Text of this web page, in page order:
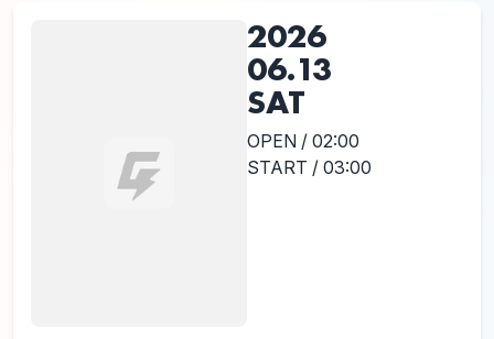
2026
06.13
SAT
OPEN / 02:00
START / 03:00